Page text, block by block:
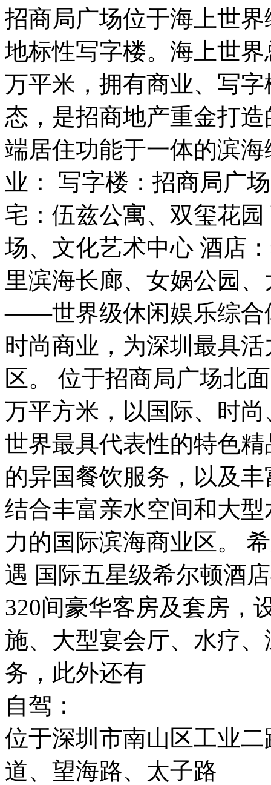
招商局广场位于海上世
地标性写字楼。海上世
万平米，拥有商业、写
态，是招商地产重金打
端居住功能于一体的滨
业： 写字楼：招商局广
宅：伍兹公寓、双玺花
场、文化艺术中心 酒店
里滨海长廊、女娲公园
——世界级休闲娱乐综合
时尚商业，为深圳最具
区。 位于招商局广场北
万平方米，以国际、时
世界最具代表性的特色
的异国餐饮服务，以及
结合丰富亲水空间和大
力的国际滨海商业区。
遇 国际五星级希尔顿酒
320间豪华客房及套房，
施、大型宴会厅、水疗
务，此外还有
自驾：
位于深圳市南山区工业
道、望海路、太子路